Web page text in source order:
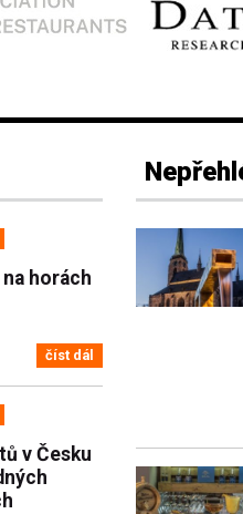
horách
číst dál
v Česku